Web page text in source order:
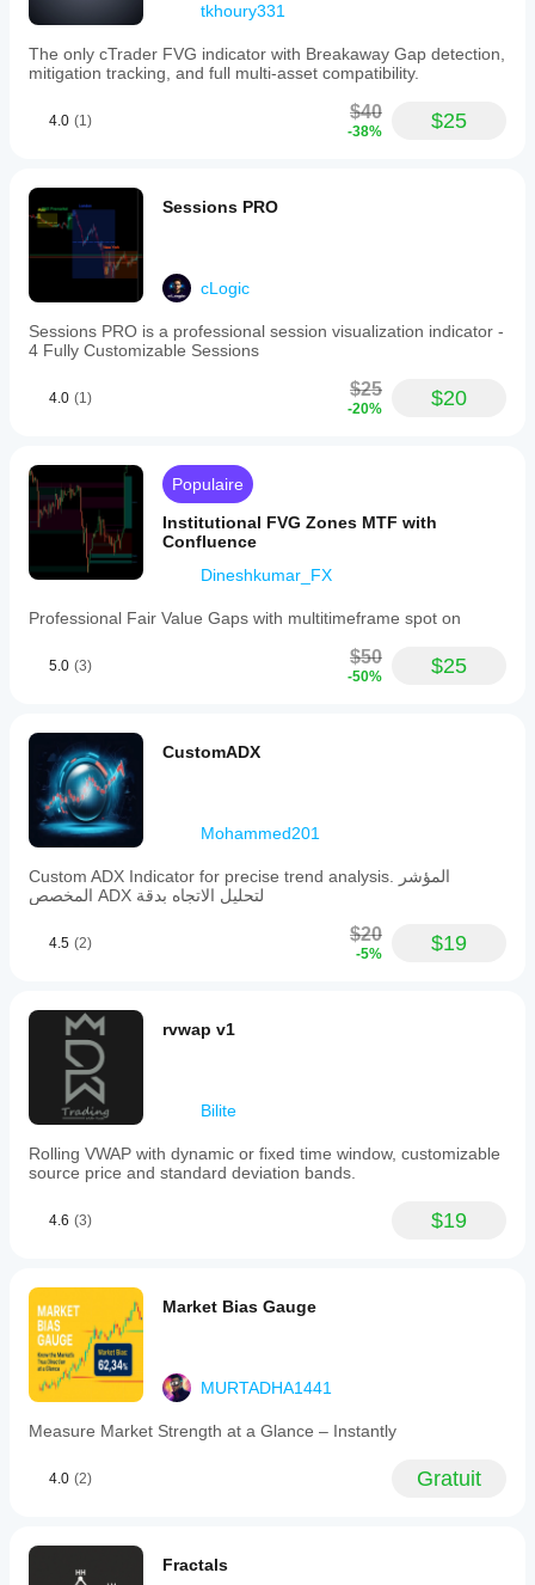
tools
simultaneously.
It
supports
of
trend
strength,
and
level
touches
breaks
on
RSI
SC
intended
for
use
price
rather
a
direct
correlation
between
momentum
and
price
movements.
Profil de l'indicateur
l'indicateur
Type
résultat
Visualisation
Signaux
Exigences
en
données
Signaux
pris en
charge
Inversion
Puissance de la tendance
Dépassement de niveau
tkhoury331
The only cTrader FVG indicator with Breakaway Gap detection,
mitigation tracking, and full multi-asset compatibility.
4.0 (1) $40
-38% $25
Sessions PRO
cLogic
Sessions PRO is a professional session visualization indicator -
4 Fully Customizable Sessions
4.0 (1) $25
-20% $20
Populaire
Institutional FVG Zones MTF with
Confluence
Dineshkumar_FX
Professional Fair Value Gaps with multitimeframe spot on
5.0 (3) $50
-50% $25
CustomADX
Mohammed201
Custom ADX Indicator for precise trend analysis. المؤشر
المخصص ADX لتحليل الاتجاه بدقة
4.5 (2) $20
-5% $19
rvwap v1
Bilite
Rolling VWAP with dynamic or fixed time window, customizable
source price and standard deviation bands.
4.6 (3) $19
Market Bias Gauge
MURTADHA1441
Measure Market Strength at a Glance – Instantly
4.0 (2) Gratuit
Fractals